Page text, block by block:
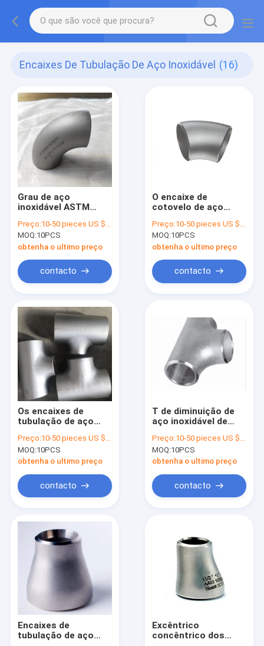
Encaixes De Tubulação De Aço Inoxidável (16)
Grau de aço
inoxidável ASTM
90 dos encaixes de
tubulação Sch80
Preço:10-50 pieces US $18.6 / Piece;>50 pieces US $ 15.4/ Piece
MOQ:10PCS
obtenha o ultimo preço
contacto
O encaixe de
cotovelo de aço
tubulação de Ss304
Ss304l um ISO de 45
graus certificou
Preço:10-50 pieces US $18.6 / Piece;>50 pieces US $ 15.4/ Piece
MOQ:10PCS
obtenha o ultimo preço
contacto
Os encaixes de
tubulação de aço
A182, galvanizados
reduzindo o T API
CCS certificaram
Preço:10-50 pieces US $18.6 / Piece;>50 pieces US $ 15.4/ Piece
MOQ:10PCS
obtenha o ultimo preço
contacto
T de diminuição de
aço inoxidável de
produto químico do
petróleo
Preço:10-50 pieces US $18.6 / Piece;>50 pieces US $ 15.4/ Piece
MOQ:10PCS
obtenha o ultimo preço
contacto
Encaixes de
tubulação de aço
Excêntrico
concêntrico dos